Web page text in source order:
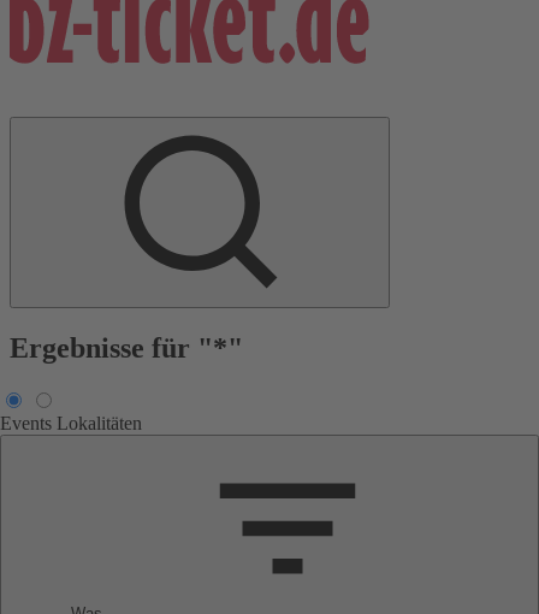
Ergebnisse für "*"
Events Lokalitäten